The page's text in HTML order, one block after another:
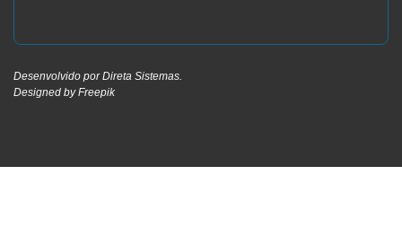
Desenvolvido porDireta Sistemas.
Designed by Freepik